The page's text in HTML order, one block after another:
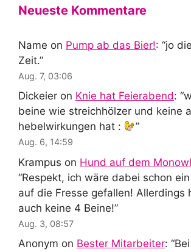
Neueste Kommentare
Name on Pump ab das Bier!: “jo
Zeit.”
Aug. 7, 03:06
Dickeier on Knie hat Feierabend: “
beine wie streichhölzer und keine
hebelwirkungen hat :
”
Aug. 6, 14:59
Krampus on Hund auf dem
“Respekt, ich wäre dabei schon
auf die Fresse gefallen! Allerdings
auch keine 4 Beine!”
Aug. 3, 08:57
Anonym on Bester Mitarbeiter: “